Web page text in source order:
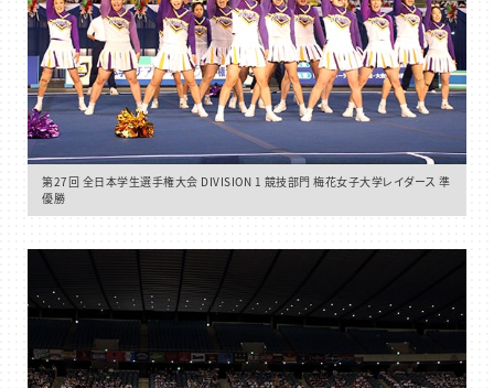
第27回 全日本学生選手権大会 DIVISION 1 競技部門 梅花女子大学レイダース 準
優勝